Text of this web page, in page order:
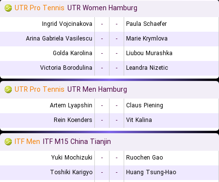
UTR Pro Tennis UTR Women Hamburg
Ingrid Vojcinakova - -
Paula Schaefer
Arina Gabriela Vasilescu
- -
Marie Krymlova
Golda Karolina
- -
Liubou Murashka
Victoria Borodulina
- - Leandra Nizetic
UTR Pro Tennis UTR Men Hamburg
Artem Lyapshin - -
Claus Piening
Rein Koenders
- - Vit Kalina
ITF Men ITF M15 China Tianjin
Yuki Mochizuki - -
Ruochen Gao
Toshiki Karigyo
- -
Huang Tsung-Hao